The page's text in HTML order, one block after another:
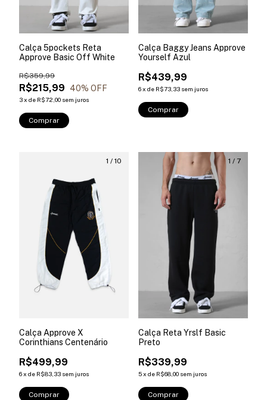
Calça 5pockets Reta
Approve Basic Off White
R$215,99
R$359,99
40% OFF
3x de R$72,00 sem juros
Comprar
Calça Baggy Jeans Approve
Yourself Azul
R$439,99
6x de R$73,33 sem juros
Comprar
1 / 10
Calça Approve X
Corinthians Centenário
R$499,99
6x de R$83,33 sem juros
Comprar
1 / 7
Calça Reta Yrslf Basic
Preto
R$339,99
5x de R$68,00 sem juros
Comprar